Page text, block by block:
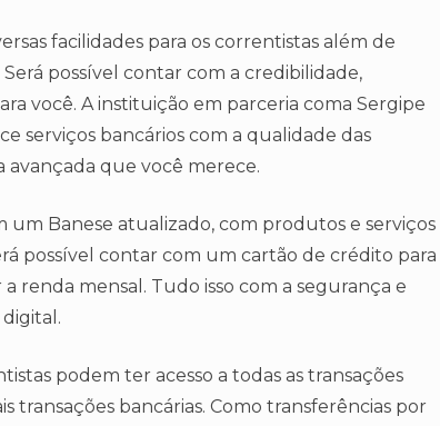
facilidades para os correntistas além de
possível contar com a credibilidade,
você. A instituição em parceria coma Sergipe
serviços bancários com a qualidade das
avançada que você merece.
um Banese atualizado, com produtos e serviços
possível contar com um cartão de crédito para
renda mensal. Tudo isso com a segurança e
podem ter acesso a todas as transações
transações bancárias. Como transferências por